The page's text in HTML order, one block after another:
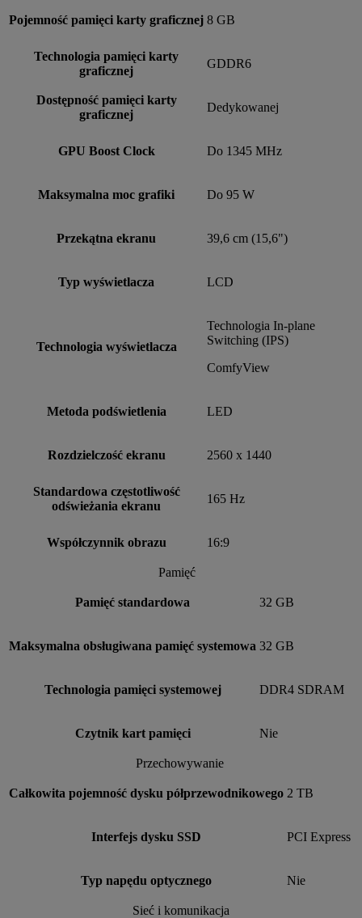
Pojemność pamięci karty graficznej 8 GB
Technologia pamięci karty
graficznej
GDDR6
Dostępność pamięci karty
graficznej
Dedykowanej
GPU Boost Clock Do 1345 MHz
Maksymalna moc grafiki Do 95 W
Przekątna ekranu 39,6 cm (15,6")
Typ wyświetlacza LCD
Technologia wyświetlacza
Technologia In-plane
Switching (IPS)
ComfyView
Metoda podświetlenia LED
Rozdzielczość ekranu 2560 x 1440
Standardowa częstotliwość
odświeżania ekranu
165 Hz
Współczynnik obrazu 16:9
Pamięć
Pamięć standardowa 32 GB
Maksymalna obsługiwana pamięć systemowa 32 GB
Technologia pamięci systemowej DDR4 SDRAM
Czytnik kart pamięci Nie
Przechowywanie
Całkowita pojemność dysku półprzewodnikowego 2 TB
Interfejs dysku SSD PCI Express
Typ napędu optycznego Nie
Sieć i komunikacja